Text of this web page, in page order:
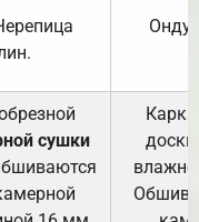
сушки
доски